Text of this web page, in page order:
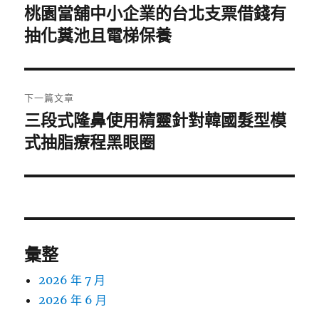
章
導
覽
上
一
文
章:
桃園當舖中小企業的台北支票借錢有
抽化糞池且電梯保養
下一篇文章
下
一
文
三段式隆鼻使用精靈針對韓國髮型模
式抽脂療程黑眼圈
彙整
2026 年 7 月
2026 年 6 月